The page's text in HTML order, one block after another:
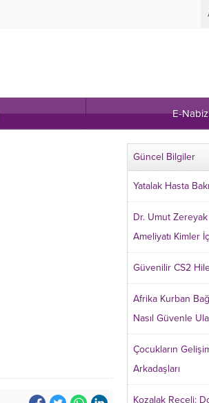
E-
Güncel Bilgiler
Yatalak Hasta
Dr. Umut
Ameliyatı Kimler
Güvenilir CS2
Afrika Kurban
Nasıl Güvenle
Çocukların
Arkadaşları
Kozalak Reçeli: